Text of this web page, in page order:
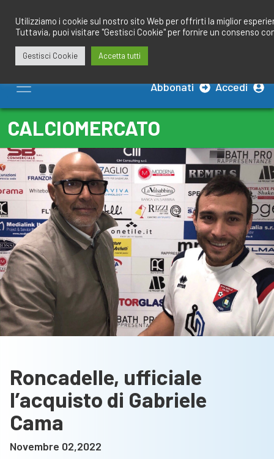
contenuto
Abbonati Accedi
CALCIOMERCATO
Roncadelle, ufficiale
l’acquisto di Gabriele
Cama
Novembre 02,2022
Utilizziamo i cookie sul nostro sito Web per offrirti la miglior
Tuttavia, puoi visitare "Gestisci Cookie" per fornire un consenso
Gestisci Cookie Accetta tutti